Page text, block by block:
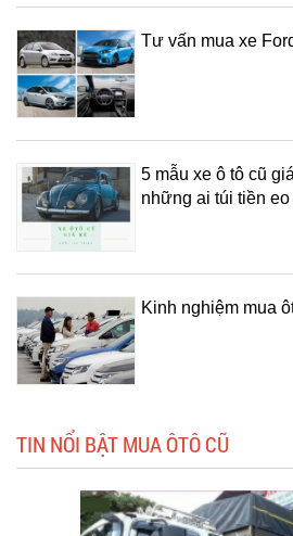
Tư vấn mua xe
5 mẫu xe ô tô cũ
những ai túi tiền eo
Kinh nghiệm mua
TIN NỔI BẬT MUA ÔTÔ CŨ